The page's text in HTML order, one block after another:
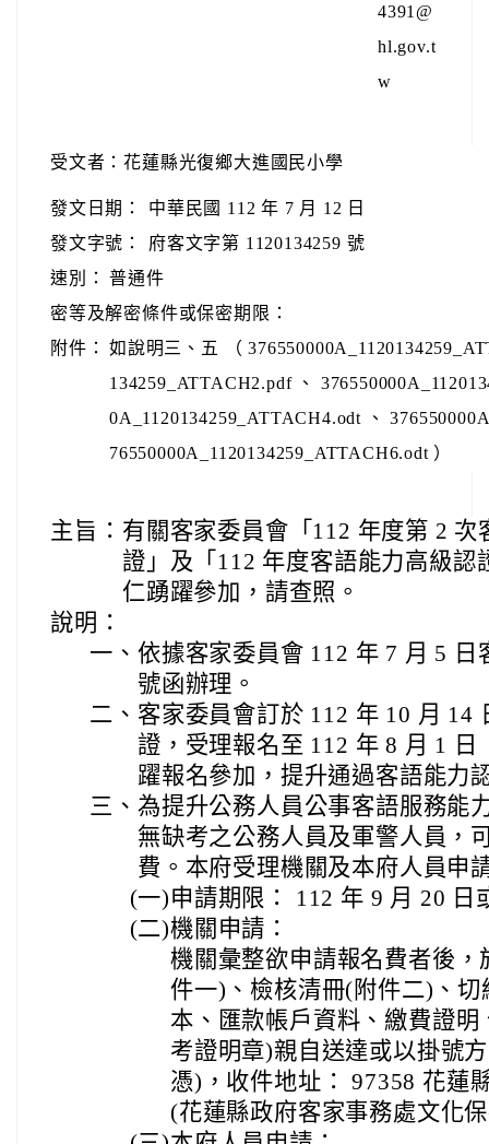
4391@
hl.gov.t
w
受文者：花蓮縣光復鄉大進國民小學
發文日期：
中華民國 112 年 7 月 12 日
發文字號：
府客文字第 1120134259 號
速別： 普通件
密等及解密條件或保密期限：
附件： 如說明三、五 （
134259_ATTACH2.pdf 、
0A_1120134259_ATTACH4.odt 、
76550000A_1120134259_ATTACH6.odt ）
主旨： 有關客家委員會「112 年度第 2
證」及「112 年度客語能力高級認
仁踴躍參加，請查照。
說明：
一、 依據客家委員會 112 年 7 月 5 日
號函辦理。
二、 客家委員會訂於 112 年 10 月 14
證，受理報名至 112 年 8 月 1
躍報名參加，提升通過客語能力
三、 為提升公務人員公事客語服務能
無缺考之公務人員及軍警人員，
費。本府受理機關及本府人員申
(一)申請期限： 112 年 9 月 20 日
(二)機關申請：
機關彙整欲申請報名費者後
件一)、檢核清冊(附件二)、
本、匯款帳戶資料、繳費證
考證明章)親自送達或以掛號
憑)，收件地址： 97358 花蓮
(花蓮縣政府客家事務處文化